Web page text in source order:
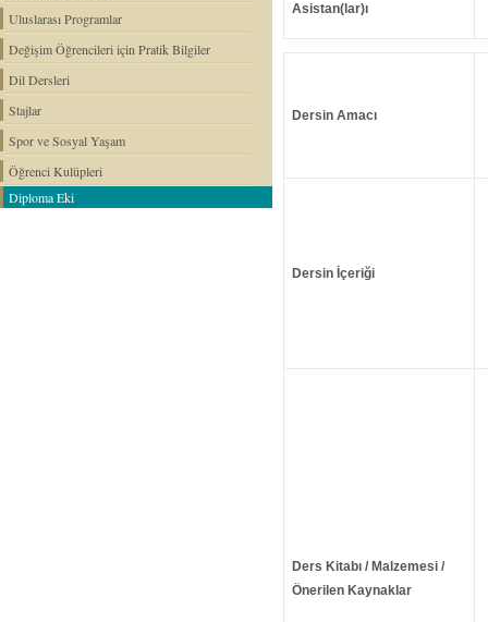
Uluslarası Programlar
Değişim Öğrencileri için Pratik Bilgiler
Dil Dersleri
Stajlar
Spor ve Sosyal Yaşam
Öğrenci Kulüpleri
Diploma Eki
Asistan(lar)ı
Dersin Amacı
Dersin İçeriği
Ders Kitabı / Malzemesi /
Önerilen Kaynaklar